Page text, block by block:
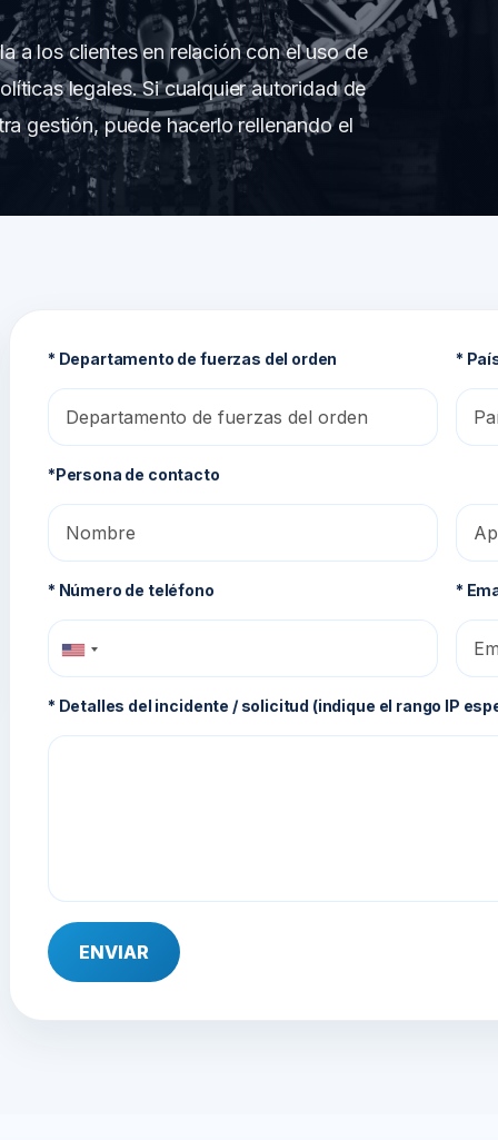
a los clientes en relación con el uso de
legales. Si cualquier autoridad de
gestión, puede hacerlo rellenando el
* Departamento de fuerzas del orden *
*Persona de contacto
* Número de teléfono *
* Detalles del incidente / solicitud (indique el rango IP
ENVIAR